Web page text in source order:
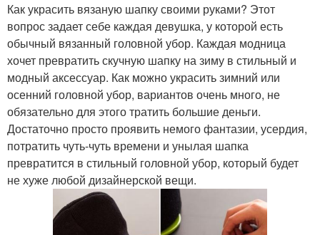
Как украсить вязаную шапку своими руками? Этот
вопрос задает себе каждая девушка, у которой есть
обычный вязанный головной убор. Каждая модница
хочет превратить скучную шапку на зиму в стильный и
модный аксессуар. Как можно украсить зимний или
осенний головной убор, вариантов очень много, не
обязательно для этого тратить большие деньги.
Достаточно просто проявить немого фантазии, усердия,
потратить чуть-чуть времени и унылая шапка
превратится в стильный головной убор, который будет
не хуже любой дизайнерской вещи.